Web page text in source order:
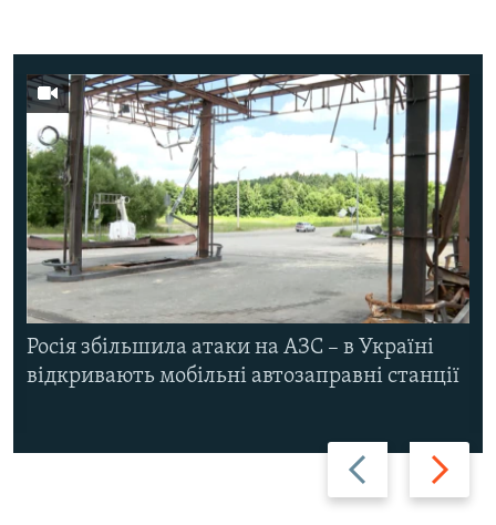
Назад Вперед
Росія збільшила атаки на АЗС – в Україні
відкривають мобільні автозаправні станції